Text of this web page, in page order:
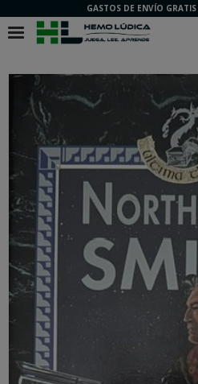
GASTOS DE ENVÍO